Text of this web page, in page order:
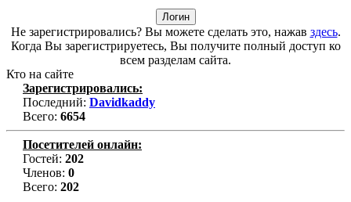
Не зарегистрировались? Вы можете сделать это, нажав здесь.
Когда Вы зарегистрируетесь, Вы получите полный доступ ко
всем разделам сайта.
Кто на сайте
Зарегистрировались:
Последний: Davidkaddy
Всего: 6654
Посетителей онлайн:
Гостей: 202
Членов: 0
Всего: 202